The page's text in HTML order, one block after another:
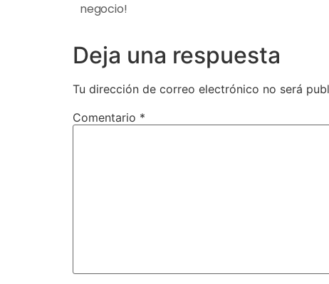
negocio!
Deja una respuesta
Tu dirección de correo electrónico no será
Comentario *